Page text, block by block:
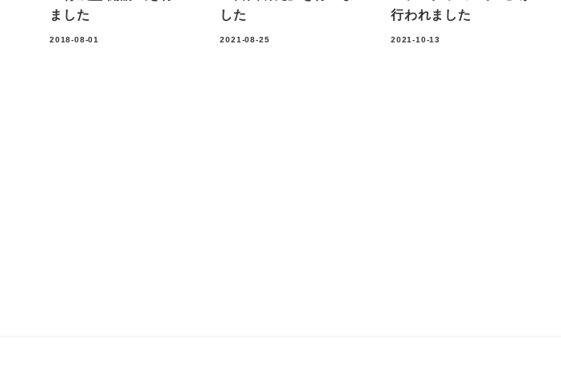
ました
2018-08-01
した
2021-08-25
行われました
2021-10-13